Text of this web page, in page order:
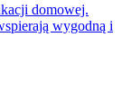
domowej.
wygodną i